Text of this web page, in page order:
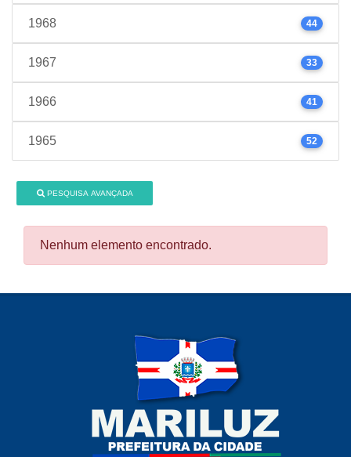
1968 44
1967 33
1966 41
1965 52
PESQUISA AVANÇADA
Nenhum elemento encontrado.